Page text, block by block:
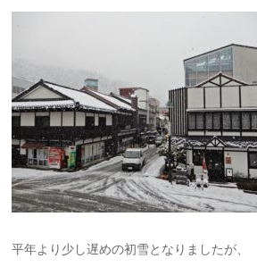
平年より少し遅めの初雪となりましたが、